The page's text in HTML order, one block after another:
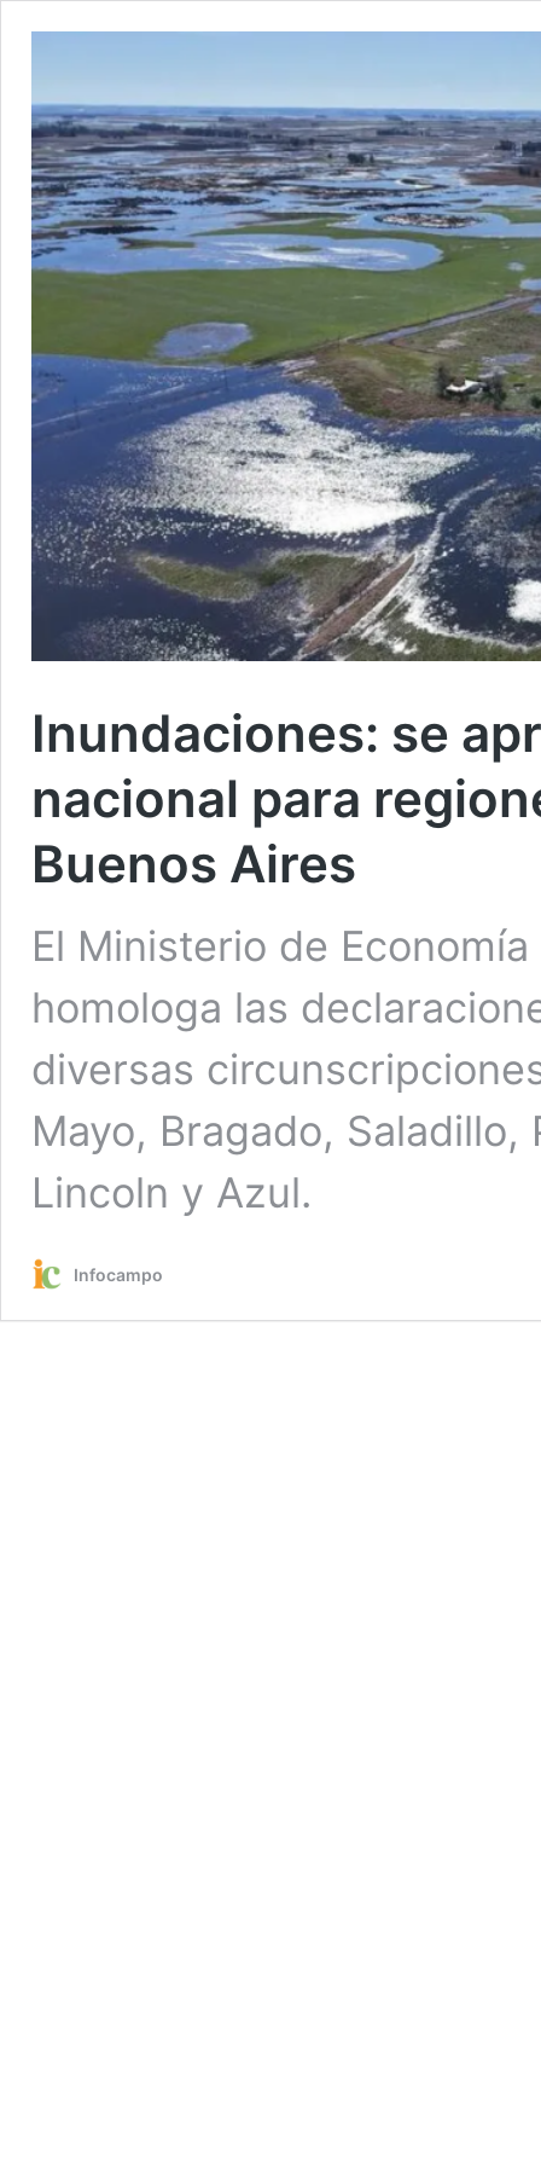
Inundaciones: se
nacional para
Buenos Aires
El Ministerio de
homologa las
diversas
Mayo, Bragado, Saladillo,
Lincoln y Azul.
Infocampo